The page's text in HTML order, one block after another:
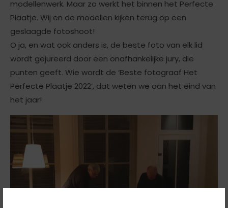
modellenwerk. Maar zo werkt het binnen het Perfecte
Plaatje. Wij en de modellen kijken terug op een
geslaagde fotoshoot!
O ja, en wat ook anders is, de beste foto van elk lid
wordt gejureerd door een onafhankelijke jury, die
punten geeft. Wie wordt de ‘Beste fotograaf Het
Perfecte Plaatje 2022’, dat weten we aan het eind van
het jaar!